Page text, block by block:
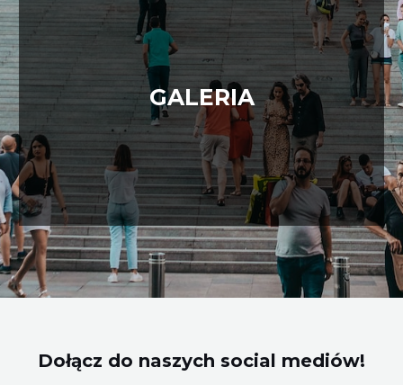
GALERIA
Dołącz do naszych social mediów!